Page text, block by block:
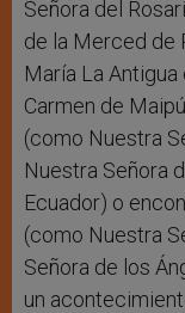
Señora del
de la Merced de
María La
Carmen de
(como Nuestra
Nuestra Señora
Ecuador) o
(como Nuestra
Señora de los
un